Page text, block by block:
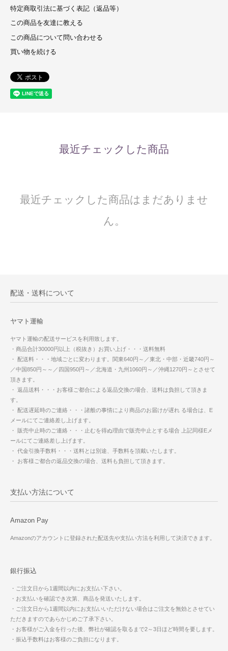
特定商取引法に基づく表記（返品等）
この商品を友達に教える
この商品について問い合わせる
買い物を続ける
最近チェックした商品
最近チェックした商品はまだありませ
ん。
配送・送料について
ヤマト運輸
ヤマト運輸の配送サービスを利用致します。
・商品合計30000円以上（税抜き）お買い上げ・・・送料無料
・ 配送料・・・地域ごとに変わります。関東640円～／東北・中部・近畿740円～
／中国850円～～／四国950円～／北海道・九州1060円～／沖縄1270円～とさせて
頂きます。
・ 返品送料・・・お客様ご都合による返品交換の場合、送料は負担して頂きま
す。
・ 配送遅延時のご連絡・・・諸般の事情により商品のお届けが遅れ る場合は、E
メールにてご連絡差し上げます。
・ 販売中止時のご連絡・・・止むを得ぬ理由で販売中止とする場合 上記同様Eメ
ールにてご連絡差し上げます。
・ 代金引換手数料・・・送料とは別途、手数料を頂戴いたします。
・ お客様ご都合の返品交換の場合、送料も負担して頂きます。
支払い方法について
Amazon Pay
Amazonのアカウントに登録された配送先や支払い方法を利用して決済できます。
銀行振込
・ご注文日から1週間以内にお支払い下さい。
・お支払いを確認でき次第、商品を発送いたします。
・ご注文日から1週間以内にお支払いいただけない場合はご注文を無効とさせてい
ただきますのであらかじめご了承下さい。
・お客様がご入金を行った後、弊社が確認を取るまで2～3日ほど時間を要します。
・振込手数料はお客様のご負担になります。